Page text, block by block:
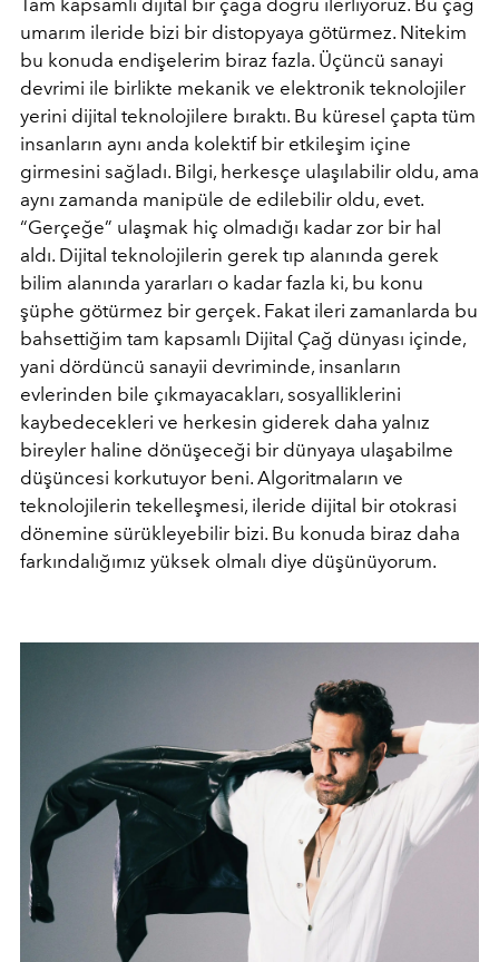
Tam kapsamlı dijital bir çağa doğru ilerliyoruz. Bu çağ
umarım ileride bizi bir distopyaya götürmez. Nitekim
bu konuda endişelerim biraz fazla. Üçüncü sanayi
devrimi ile birlikte mekanik ve elektronik teknolojiler
yerini dijital teknolojilere bıraktı. Bu küresel çapta tüm
insanların aynı anda kolektif bir etkileşim içine
girmesini sağladı. Bilgi, herkesçe ulaşılabilir oldu, ama
aynı zamanda manipüle de edilebilir oldu, evet.
“Gerçeğe” ulaşmak hiç olmadığı kadar zor bir hal
aldı. Dijital teknolojilerin gerek tıp alanında gerek
bilim alanında yararları o kadar fazla ki, bu konu
şüphe götürmez bir gerçek. Fakat ileri zamanlarda bu
bahsettiğim tam kapsamlı Dijital Çağ dünyası içinde,
yani dördüncü sanayii devriminde, insanların
evlerinden bile çıkmayacakları, sosyalliklerini
kaybedecekleri ve herkesin giderek daha yalnız
bireyler haline dönüşeceği bir dünyaya ulaşabilme
düşüncesi korkutuyor beni. Algoritmaların ve
teknolojilerin tekelleşmesi, ileride dijital bir otokrasi
dönemine sürükleyebilir bizi. Bu konuda biraz daha
farkındalığımız yüksek olmalı diye düşünüyorum.